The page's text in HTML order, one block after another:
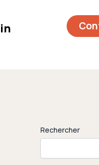
Rechercher